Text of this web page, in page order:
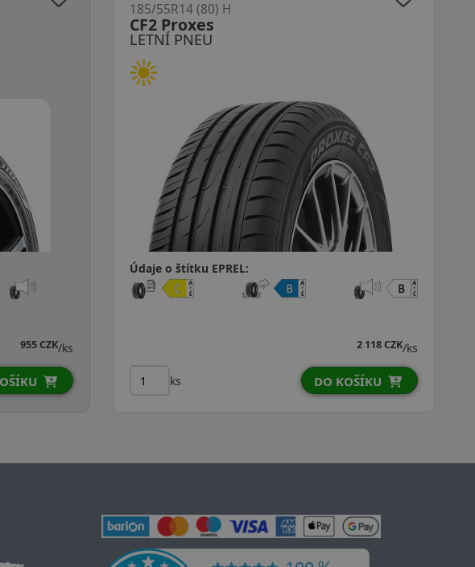
955 CZK/ks
LETNÍ PNEU
CF2 Proxes
185/55R14 (80) H
Údaje o štítku EPREL:
2 118 CZK/ks
ks DO KOŠÍKU